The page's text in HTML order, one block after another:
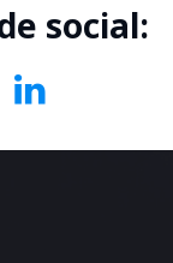
social: